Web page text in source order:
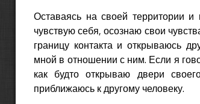
Оставаясь на своей территории
чувствую себя, осознаю свои
границу контакта и открываюсь
мной в отношении с ним. Если я
как будто открываю двери
приближаюсь к другому человеку.